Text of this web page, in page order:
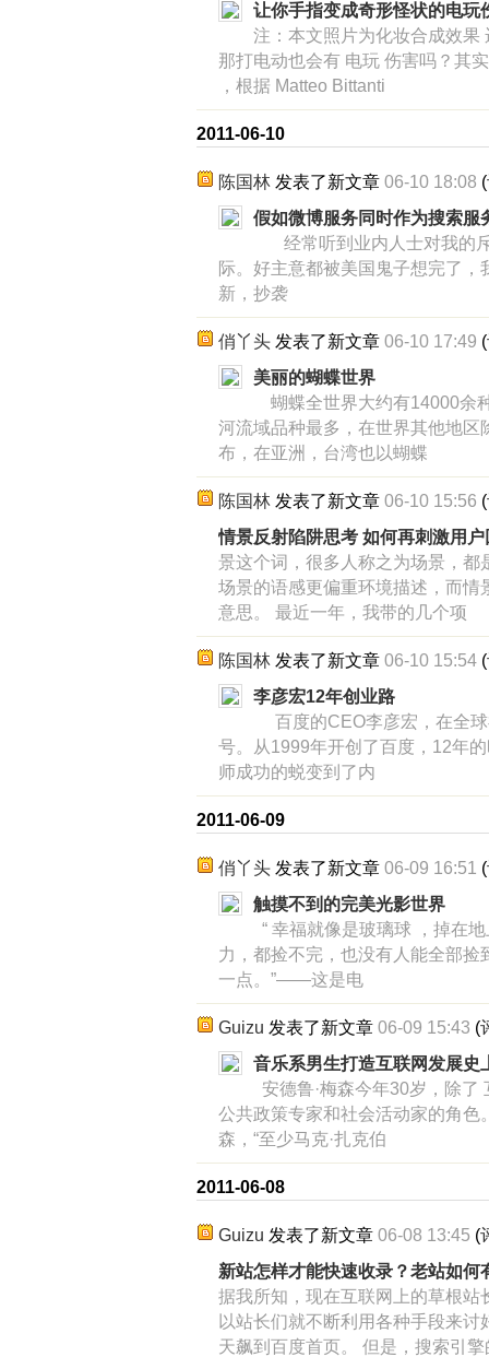
让你手指变成奇形怪状的电玩
注：本文照片为化妆合成效果
那打电动也会有 电玩 伤害吗？其
，根据 Matteo Bittanti
2011-06-10
陈国林 发表了新文章 06-10 18:08 (
假如微博服务同时作为搜索服
经常听到业内人士对我的
际。好主意都被美国鬼子想完了
新，抄袭
俏丫头 发表了新文章 06-10 17:49 (
美丽的蝴蝶世界
蝴蝶全世界大约有14000余
河流域品种最多，在世界其他地
布，在亚洲，台湾也以蝴蝶
陈国林 发表了新文章 06-10 15:56 (
情景反射陷阱思考 如何再刺激用户
景这个词，很多人称之为场景，都
场景的语感更偏重环境描述，而
意思。 最近一年，我带的几个项
陈国林 发表了新文章 06-10 15:54 (
李彦宏12年创业路
百度的CEO李彦宏，在全
号。从1999年开创了百度，12年
师成功的蜕变到了内
2011-06-09
俏丫头 发表了新文章 06-09 16:51 (
触摸不到的完美光影世界
“ 幸福就像是玻璃球 ，掉在
力，都捡不完，也没有人能全部
一点。”——这是电
Guizu 发表了新文章 06-09 15:43 (
音乐系男生打造互联网发展史
安德鲁·梅森今年30岁，除
公共政策专家和社会活动家的角
森，“至少马克·扎克伯
2011-06-08
Guizu 发表了新文章 06-08 13:45 (
新站怎样才能快速收录？老站如何
据我所知，现在互联网上的草根
以站长们就不断利用各种手段来
天飙到百度首页。 但是，搜索引擎